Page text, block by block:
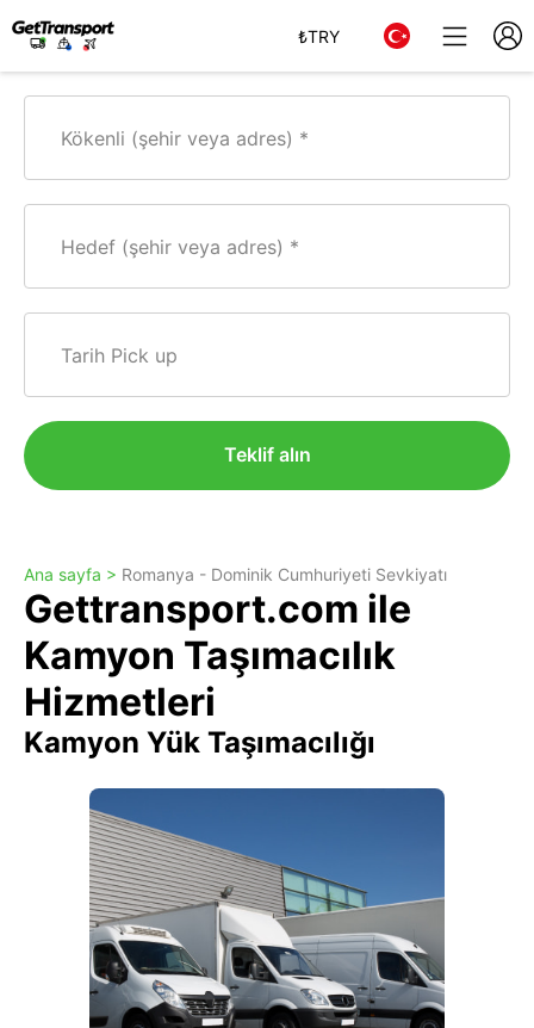
₺TRY
Kökenli (şehir veya adres)
Hedef (şehir veya adres)
Tarih Pick up
Teklif alın
Ana sayfa > Romanya - Dominik Cumhuriyeti Sevkiyatı
Gettransport.com ile
Kamyon Taşımacılık
Hizmetleri
Kamyon Yük Taşımacılığı